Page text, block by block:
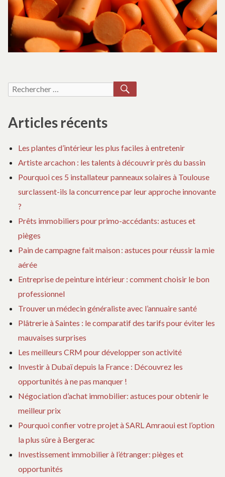
m
Recherche
Articles récents
Les plantes d’intérieur les plus faciles à entretenir
Artiste arcachon : les talents à découvrir près du bassin
Pourquoi ces 5 installateur panneaux solaires à Toulouse
surclassent-ils la concurrence par leur approche innovante
?
Prêts immobiliers pour primo-accédants: astuces et
pièges
Pain de campagne fait maison : astuces pour réussir la mie
aérée
Entreprise de peinture intérieur : comment choisir le bon
professionnel
Trouver un médecin généraliste avec l’annuaire santé
Plâtrerie à Saintes : le comparatif des tarifs pour éviter les
mauvaises surprises
Les meilleurs CRM pour développer son activité
Investir à Dubaï depuis la France : Découvrez les
opportunités à ne pas manquer !
Négociation d’achat immobilier: astuces pour obtenir le
meilleur prix
Pourquoi confier votre projet à SARL Amraoui est l’option
la plus sûre à Bergerac
Investissement immobilier à l’étranger: pièges et
opportunités